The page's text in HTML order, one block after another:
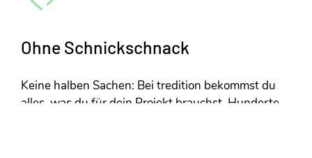
Ohne Schnickschnack
Keine halben Sachen: Bei tredition bekommst du
alles, was du für dein Projekt brauchst. Hunderte